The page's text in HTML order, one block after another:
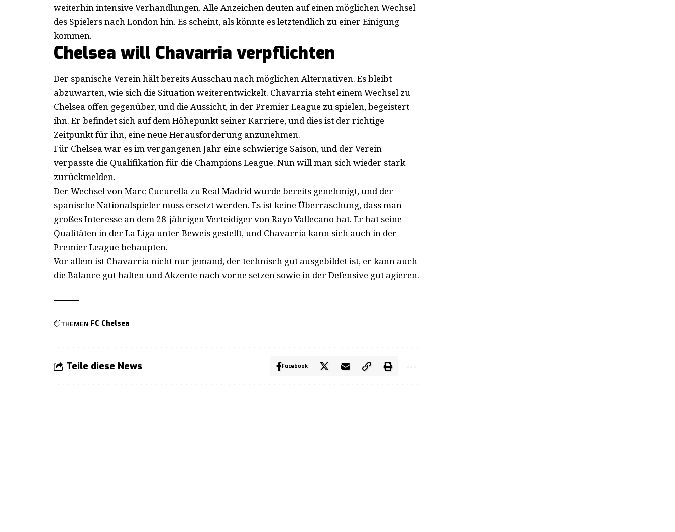
weiterhin intensive Verhandlungen. Alle Anzeichen deuten auf einen möglichen Wechsel
des Spielers nach London hin. Es scheint, als könnte es letztendlich zu einer Einigung
kommen.
Chelsea will Chavarria verpflichten
Der spanische Verein hält bereits Ausschau nach möglichen Alternativen. Es bleibt
abzuwarten, wie sich die Situation weiterentwickelt. Chavarria steht einem Wechsel zu
Chelsea offen gegenüber, und die Aussicht, in der Premier League zu spielen, begeistert
ihn. Er befindet sich auf dem Höhepunkt seiner Karriere, und dies ist der richtige
Zeitpunkt für ihn, eine neue Herausforderung anzunehmen.
Für Chelsea war es im vergangenen Jahr eine schwierige Saison, und der Verein
verpasste die Qualifikation für die Champions League. Nun will man sich wieder stark
zurückmelden.
Der Wechsel von Marc Cucurella zu Real Madrid wurde bereits genehmigt, und der
spanische Nationalspieler muss ersetzt werden. Es ist keine Überraschung, dass man
großes Interesse an dem 28-jährigen Verteidiger von Rayo Vallecano hat. Er hat seine
Qualitäten in der La Liga unter Beweis gestellt, und Chavarria kann sich auch in der
Premier League behaupten.
Vor allem ist Chavarria nicht nur jemand, der technisch gut ausgebildet ist, er kann auch
die Balance gut halten und Akzente nach vorne setzen sowie in der Defensive gut agieren.
THEMEN FC Chelsea
Teile diese News Facebook